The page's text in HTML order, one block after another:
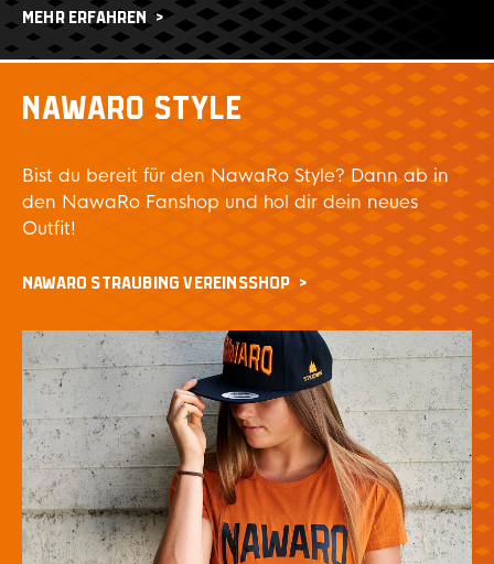
MEHR ERFAHREN
NAWARO STYLE
Bist du bereit für den NawaRo Style? Dann ab in
den NawaRo Fanshop und hol dir dein neues
Outfit!
NAWARO STRAUBING VEREINSSHOP